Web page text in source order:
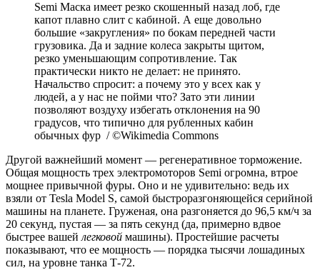
Semi Маска имеет резко скошенный назад лоб, где
капот плавно слит с кабиной. А еще довольно
большие «закругления» по бокам передней части
грузовика. Да и задние колеса закрыты щитом,
резко уменьшающим сопротивление. Так
практически никто не делает: не принято.
Начальство спросит: а почему это у всех как у
людей, а у нас не пойми что? Зато эти линии
позволяют воздуху избегать отклонения на 90
градусов, что типично для рубленных кабин
обычных фур / ©Wikimedia Commons
Другой важнейший момент — регенеративное торможение.
Общая мощность трех электромоторов Semi огромна, втрое
мощнее привычной фуры. Оно и не удивительно: ведь их
взяли от Tesla Model S, самой быстроразгоняющейся серийной
машины на планете. Груженая, она разгоняется до 96,5 км/ч за
20 секунд, пустая — за пять секунд (да, примерно вдвое
быстрее вашей легковой машины). Простейшие расчеты
показывают, что ее мощность — порядка тысячи лошадиных
сил, на уровне танка Т-72.